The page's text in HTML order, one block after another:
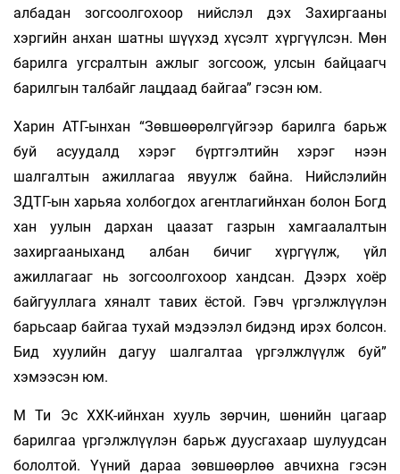
албадан зогсоолгохоор нийслэл дэх Захиргааны
хэргийн анхан шатны шүүхэд хүсэлт хүргүүлсэн. Мөн
барилга угсралтын ажлыг зогсоож, улсын байцаагч
барилгын талбайг лацдаад байгаа” гэсэн юм.
Харин АТГ-ынхан “Зөвшөөрөлгүйгээр барилга барьж
буй асуудалд хэрэг бүртгэлтийн хэрэг нээн
шалгалтын ажиллагаа явуулж байна. Нийслэлийн
ЗДТГ-ын харьяа холбогдох агентлагийнхан болон Богд
хан уулын дархан цаазат газрын хамгаалалтын
захиргааныханд албан бичиг хүргүүлж, үйл
ажиллагааг нь зогсоолгохоор хандсан. Дээрх хоёр
байгууллага хяналт тавих ёстой. Гэвч үргэлжлүүлэн
барьсаар байгаа тухай мэдээлэл бидэнд ирэх болсон.
Бид хуулийн дагуу шалгалтаа үргэлжлүүлж буй”
хэмээсэн юм.
М Ти Эс ХХК-ийнхан хууль зөрчин, шөнийн цагаар
барилгаа үргэлжлүүлэн барьж дуусгахаар шулуудсан
бололтой. Үүний дараа зөвшөөрлөө авчихна гэсэн